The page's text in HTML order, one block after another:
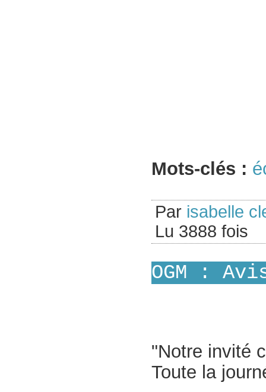
Mots-clés :
Par isabelle
Lu 3888 fois
OGM :
"Notre invité
Toute la